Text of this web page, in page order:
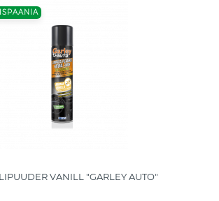
VANILL "GARLEY AUTO"